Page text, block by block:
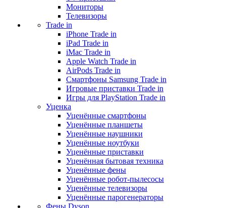
Мониторы
Телевизоры
Trade in
iPhone Trade in
iPad Trade in
iMac Trade in
Apple Watch Trade in
AirPods Trade in
Смартфоны Samsung Trade in
Игровые приставки Trade in
Игры для PlayStation Trade in
Уценка
Уценённые смартфоны
Уценённые планшеты
Уценённые наушники
Уценённые ноутбуки
Уценённые приставки
Уценённая бытовая техника
Уценённые фены
Уценённые робот-пылесосы
Уценённые телевизоры
Уценённые парогенераторы